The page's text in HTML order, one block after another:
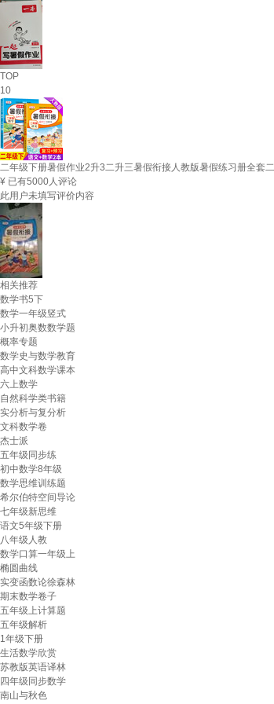
TOP
10
二年级下册暑假作业2升3二升三暑假衔接人教版暑假练习册全套
¥ 已有5000人评论
此用户未填写评价内容
相关推荐
数学书5下
数学一年级竖式
小升初奥数数学题
概率专题
数学史与数学教育
高中文科数学课本
六上数学
自然科学类书籍
实分析与复分析
文科数学卷
杰士派
五年级同步练
初中数学8年级
数学思维训练题
希尔伯特空间导论
七年级新思维
语文5年级下册
八年级人教
数学口算一年级上
椭圆曲线
实变函数论徐森林
期末数学卷子
五年级上计算题
五年级解析
1年级下册
生活数学欣赏
苏教版英语译林
四年级同步数学
南山与秋色